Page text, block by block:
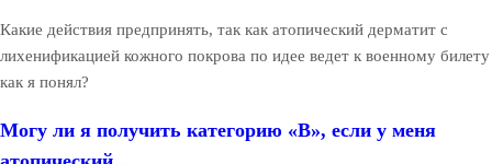
Какие действия предпринять, так как атопический дерматит с
лихенификацией кожного покрова по идее ведет к военному билету
как я понял?
Могу ли я получить категорию «В», если у меня